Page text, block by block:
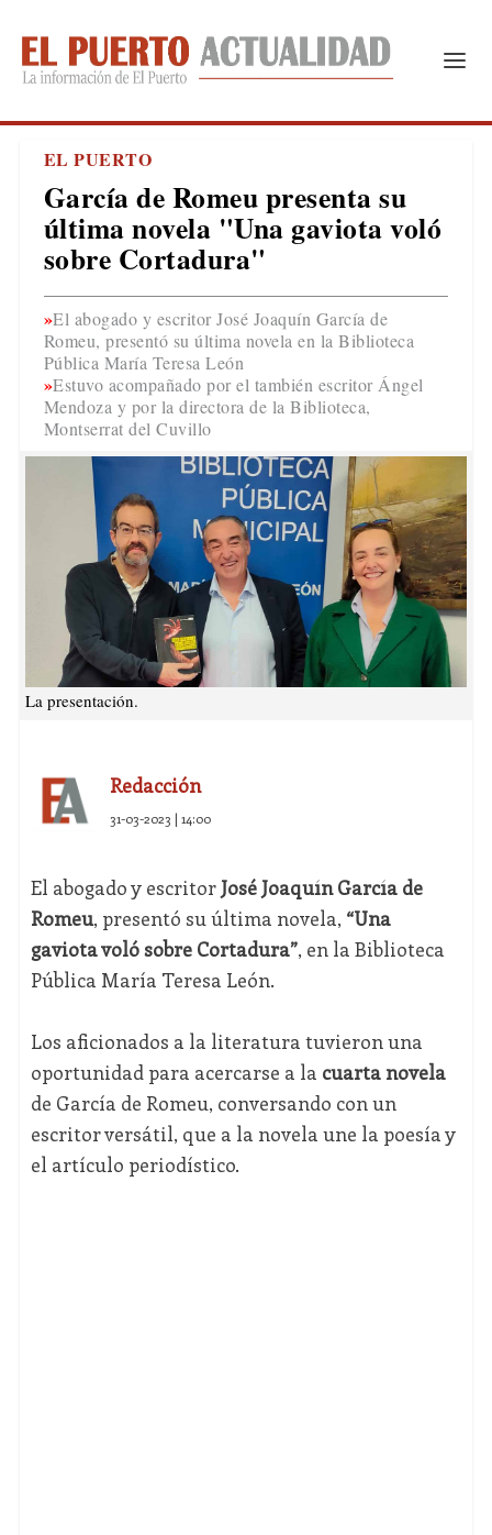
EL PUERTO
García de Romeu presenta su
última novela "Una gaviota voló
sobre Cortadura"
El abogado y escritor José Joaquín García de
Romeu, presentó su última novela en la Biblioteca
Pública María Teresa León
Estuvo acompañado por el también escritor Ángel
Mendoza y por la directora de la Biblioteca,
Montserrat del Cuvillo
La presentación.
Redacción
31-03-2023 | 14:00
El abogado y escritorJosé Joaquín García de
Romeu, presentó su última novela, “Una
gaviota voló sobre Cortadura”, en la Biblioteca
Pública María Teresa León.
Los aficionados a la literatura tuvieron una
oportunidad para acercarse a la cuarta novela
de García de Romeu, conversando con un
escritor versátil, que a la novela une la poesía y
el artículo periodístico.